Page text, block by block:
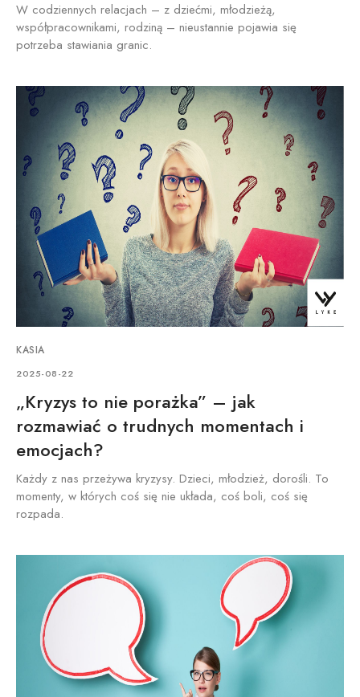
W codziennych relacjach – z dziećmi, młodzieżą,
współpracownikami, rodziną – nieustannie pojawia się
potrzeba stawiania granic.
KASIA
2025-08-22
„Kryzys to nie porażka” – jak
rozmawiać o trudnych momentach i
emocjach?
Każdy z nas przeżywa kryzysy. Dzieci, młodzież, dorośli. To
momenty, w których coś się nie układa, coś boli, coś się
rozpada.